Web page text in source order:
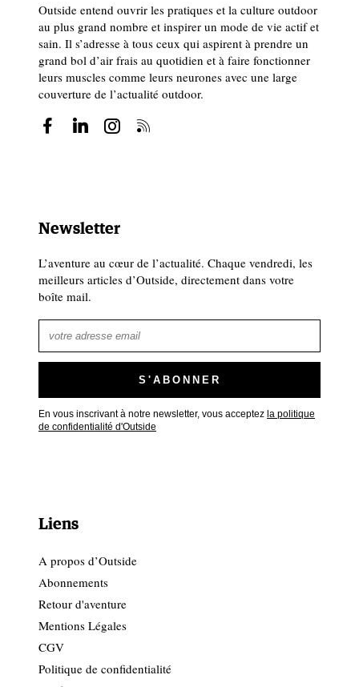
Outside entend ouvrir les pratiques et la culture outdoor
au plus grand nombre et inspirer un mode de vie actif et
sain. Il s’adresse à tous ceux qui aspirent à prendre un
grand bol d’air frais au quotidien et à faire fonctionner
leurs muscles comme leurs neurones avec une large
couverture de l’actualité outdoor.
Newsletter
L’aventure au cœur de l’actualité. Chaque vendredi, les
meilleurs articles d’Outside, directement dans votre
boîte mail.
En vous inscrivant à notre newsletter, vous acceptez la politique
de confidentialité d'Outside
Liens
A propos d’Outside
Abonnements
Retour d'aventure
Mentions Légales
CGV
Politique de confidentialité